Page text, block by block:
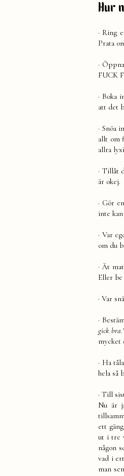
Hur
· Ring
Prata
·
FUCK
·Boka
att det
· Snöa
allt om
allra
· Tillåt
är okej.
· Gör
inte
· Var
om du
·Ät
Eller
·Var
·
gick
mycket
· Ha
hela så
· Till
Nu är
ett
ut i tre
någon
vad i
man